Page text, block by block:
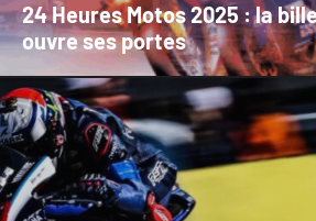
24 Heures Motos 2025 : la
ouvre ses portes